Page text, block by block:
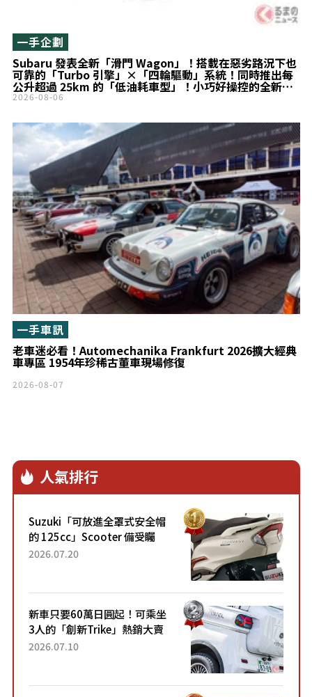
Subaru 發表全新「滑門 Wagon」！搭載在惡劣路況下也
可靠的「Turbo 引擎」×「四輪驅動」系統！同時推出每
公升超過 25km 的「低油耗車型」！小巧好操控的全新
Stella 登場！
一手企劃
2026-08-06
老車迷必看！Automechanika Frankfurt 2026擴大經典
車專區 1954年珍稀古董車現場修復
一手車訊
2026-08-07
人氣排行
Suzuki「可放進全罩式安全帽
的 125cc」Scooter 備受矚
目！採用全新流線設計與各項
2026.07.20
新車只要60萬日圓起！可乘坐
3人的「創新Trike」熱銷大賣
成為人氣車款！「養車成本真
2026.07.10